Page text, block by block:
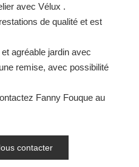
avec Vélux .
de qualité et est
agréable jardin avec
remise, avec possibilité
Fanny Fouque au
contacter